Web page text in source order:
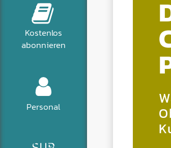
Kostenlos
abonnieren
Personal